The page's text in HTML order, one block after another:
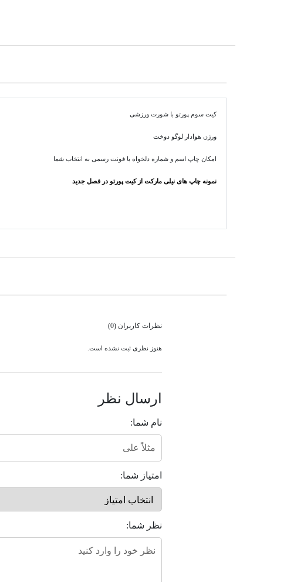
کیت سوم پورتو با شورت ورزشی
ورژن هوادار لوگو دوخت
امکان چاپ اسم و شماره دلخواه با فونت رسمی به انتخاب شما
نمونه چاپ های نیلی مارکت از کیت پورتو در فصل جدید
نظرات کاربران (0)
هنوز نظری ثبت نشده است.
ارسال نظر
نام شما:
امتیاز شما:
نظر شما: